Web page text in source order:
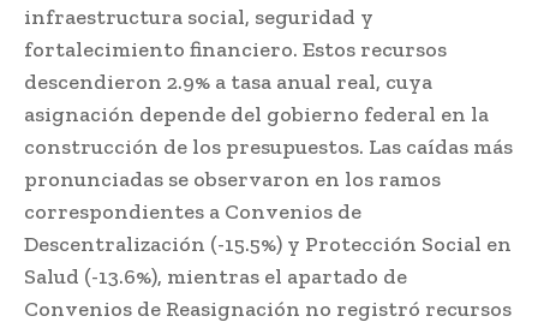
infraestructura social, seguridad y
fortalecimiento financiero. Estos recursos
descendieron 2.9% a tasa anual real, cuya
asignación depende del gobierno federal en la
construcción de los presupuestos. Las caídas más
pronunciadas se observaron en los ramos
correspondientes a Convenios de
Descentralización (-15.5%) y Protección Social en
Salud (-13.6%), mientras el apartado de
Convenios de Reasignación no registró recursos